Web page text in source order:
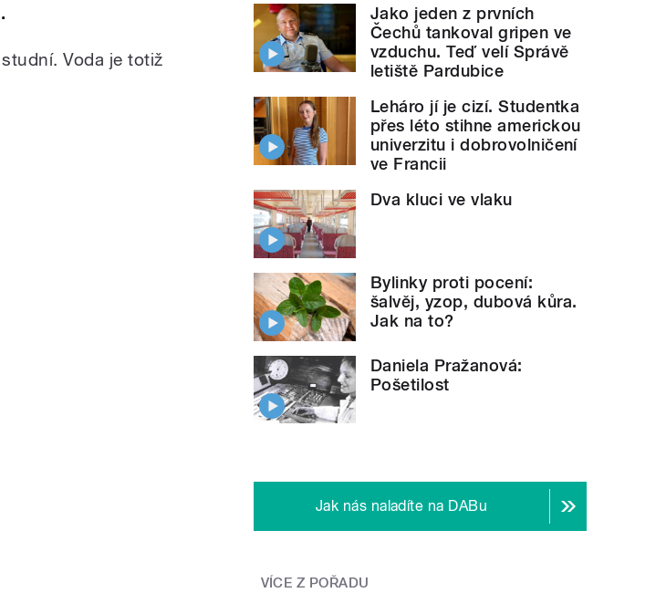
Voda je totiž
Jako jeden z prvních
Čechů tankoval gripen ve
vzduchu. Teď velí Správě
letiště Pardubice
Leháro jí je cizí. Studentka
přes léto stihne americkou
univerzitu i dobrovolničení
ve Francii
Dva kluci ve vlaku
Bylinky proti pocení:
šalvěj, yzop, dubová kůra.
Jak na to?
Daniela Pražanová:
Pošetilost
Jak nás naladíte na DABu
VÍCE Z POŘADU